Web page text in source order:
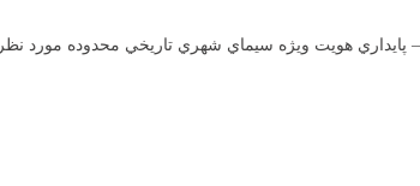
– پايداري هويت ويژه سيماي شهري تاريخي محدوده مورد نظر